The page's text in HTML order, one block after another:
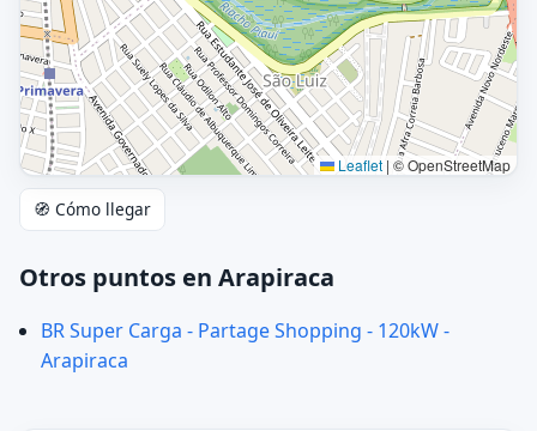
Leaflet | © OpenStreetMap
🧭 Cómo llegar
Otros puntos en Arapiraca
BR Super Carga - Partage Shopping - 120kW -
Arapiraca